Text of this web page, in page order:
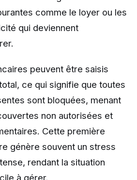
comme le loyer ou les
qui deviennent
peuvent être saisis
ce qui signifie que toutes
sont bloquées, menant
non autorisées et
Cette première
génère souvent un stress
rendant la situation
à gérer.